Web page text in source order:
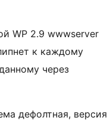
WP 2.9 wwwserver
к каждому
через
дефолтная, версия